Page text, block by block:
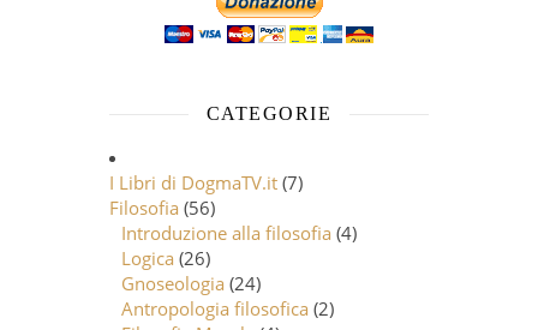
CATEGORIE
I Libri di DogmaTV.it (7)
Filosofia (56)
Introduzione alla filosofia (4)
Logica (26)
Gnoseologia (24)
Antropologia filosofica (2)